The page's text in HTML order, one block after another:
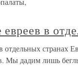
в
отдельных
Мы дадим лишь